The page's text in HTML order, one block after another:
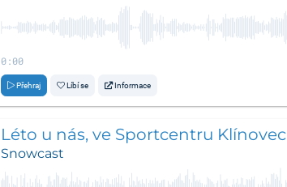
0:00
Přehraj Líbí se Informace
Léto u nás, ve Sportcentru Klínovec
Snowcast